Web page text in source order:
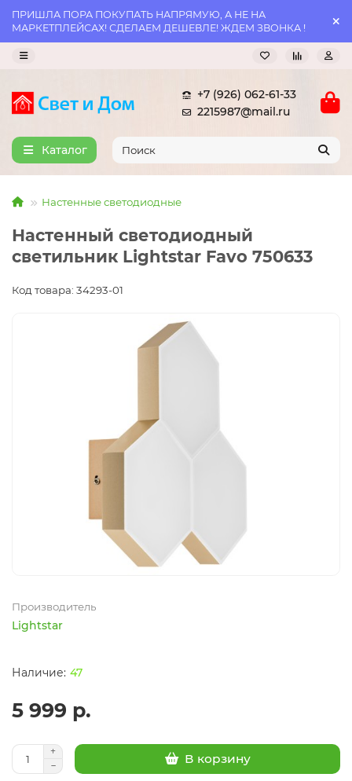
ПРИШЛА ПОРА ПОКУПАТЬ НАПРЯМУЮ, А НЕ НА
МАРКЕТПЛЕЙСАХ! СДЕЛАЕМ ДЕШЕВЛЕ! ЖДЕМ ЗВОНКА !
+7 (926) 062-61-33
2215987@mail.ru
Каталог
Настенные светодиодные
Настенный светодиодный
светильник Lightstar Favo 750633
Код товара: 34293-01
Производитель
Lightstar
47
5 999 р.
В корзину